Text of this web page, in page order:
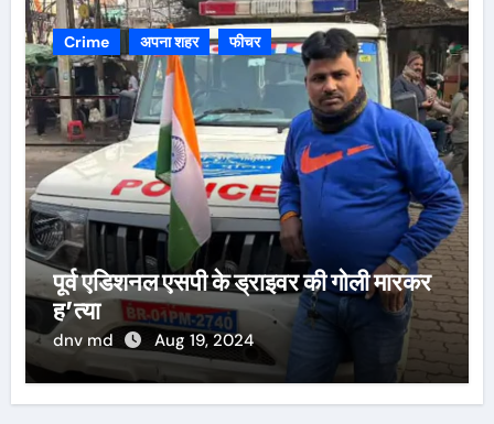
Crime अपना शहर फीचर
पूर्व एडिशनल एसपी के ड्राइवर की गोली मारकर
ह’त्या
dnv md Aug 19, 2024